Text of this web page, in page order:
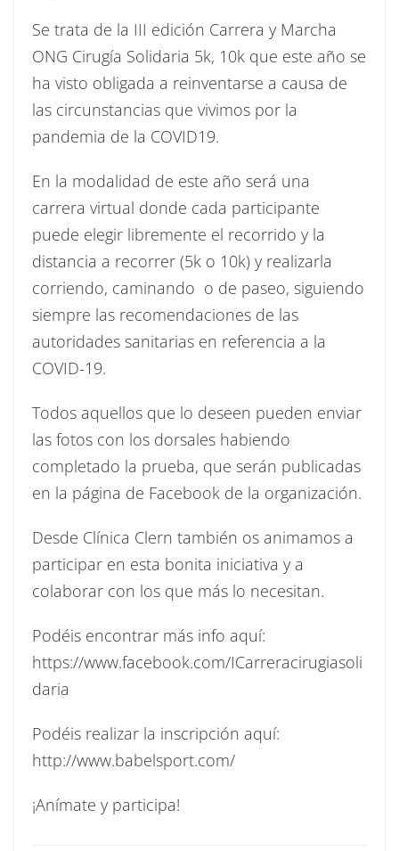
Se trata de la III edición Carrera y Marcha
ONG Cirugía Solidaria 5k, 10k que este año se
ha visto obligada a reinventarse a causa de
las circunstancias que vivimos por la
pandemia de la COVID19.
En la modalidad de este año será una
carrera virtual donde cada participante
puede elegir libremente el recorrido y la
distancia a recorrer (5k o 10k) y realizarla
corriendo, caminando o de paseo, siguiendo
siempre las recomendaciones de las
autoridades sanitarias en referencia a la
COVID-19.
Todos aquellos que lo deseen pueden enviar
las fotos con los dorsales habiendo
completado la prueba, que serán publicadas
en la página de Facebook de la organización.
Desde Clínica Clern también os animamos a
participar en esta bonita iniciativa y a
colaborar con los que más lo necesitan.
Podéis encontrar más info aquí:
https://www.facebook.com/ICarreracirugiasoli
daria
Podéis realizar la inscripción aquí:
http://www.babelsport.com/
¡Anímate y participa!